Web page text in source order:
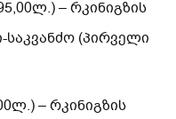
– რკინიგზის
(პირველი
– რკინიგზის